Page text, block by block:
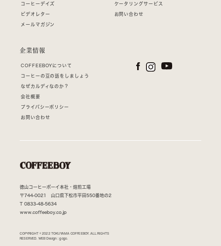
コーヒーデイズ
ビデオレター
メールマガジン
ケータリングサービス
お問い合わせ
企業情報
COFFEEBOYについて
コーヒーの豆の話をしましょう
なぜカルディなのか？
会社概要
プライバシーポリシー
お問い合わせ
徳山コーヒーボーイ本社・焙煎工場
〒744-0021 山口県下松市平田550番地の2
T 0833-48-5634
www.coffeeboy.co.jp
COPYRIGHT © 2022 TOKUYAMA COFFEEBOY. ALL RIGHTS
RESERVED. WEB Design :gogo.